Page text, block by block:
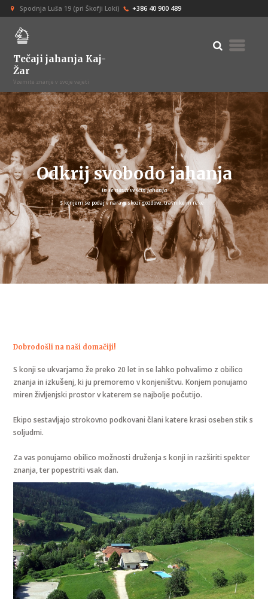
Spodnja Luša 19 (pri Škofji Loki) +386 40 900 489
Tečaji jahanja Kaj-
Žar
Vzemite znanje v svoje vajeti
Odkrij svobodo jahanja
in se nauči veščin jahanja
S konjem se podaj v naravo skozi gozdove, travnike in reke
Dobrodošli na naši domačiji!
S konji se ukvarjamo že preko 20 let in se lahko pohvalimo z obilico
znanja in izkušenj, ki ju premoremo v konjeništvu. Konjem ponujamo
miren življenjski prostor v katerem se najbolje počutijo.
Ekipo sestavljajo strokovno podkovani člani katere krasi oseben stik s
soljudmi.
Za vas ponujamo obilico možnosti druženja s konji in razširiti spekter
znanja, ter popestriti vsak dan.